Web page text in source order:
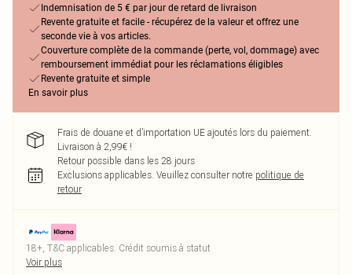
Indemnisation de 5 € par jour de retard de livraison
Revente gratuite et facile - récupérez de la valeur et offrez une
seconde vie à vos articles.
Couverture complète de la commande (perte, vol, dommage) avec
remboursement immédiat pour les réclamations éligibles
Revente gratuite et simple
En savoir plus
Frais de douane et d’importation UE ajoutés lors du paiement.
Livraison à 2,99€ !
Retour possible dans les 28 jours
Exclusions applicables. Veuillez consulter notre politique de
retour
18+, T&C applicables. Crédit soumis à statut
Voir plus